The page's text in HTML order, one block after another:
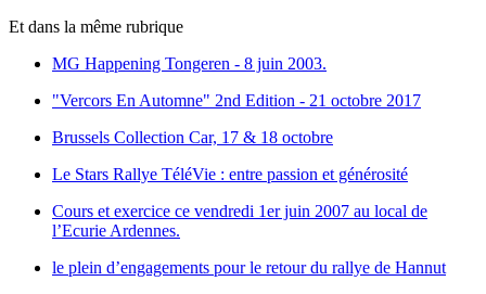
Et dans la même rubrique
MG Happening Tongeren - 8 juin 2003.
"Vercors En Automne" 2nd Edition - 21 octobre 2017
Brussels Collection Car, 17 & 18 octobre
Le Stars Rallye TéléVie : entre passion et générosité
Cours et exercice ce vendredi 1er juin 2007 au local de
l’Ecurie Ardennes.
le plein d’engagements pour le retour du rallye de Hannut